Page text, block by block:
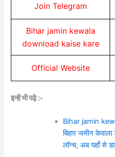
Join Telegram
Bihar jamin kewala
download kaise kare
Official Website
इन्हें भी पढ़े :-
Bihar jamin
बिहार जमीन
लॉन्च, अब यहाँ से